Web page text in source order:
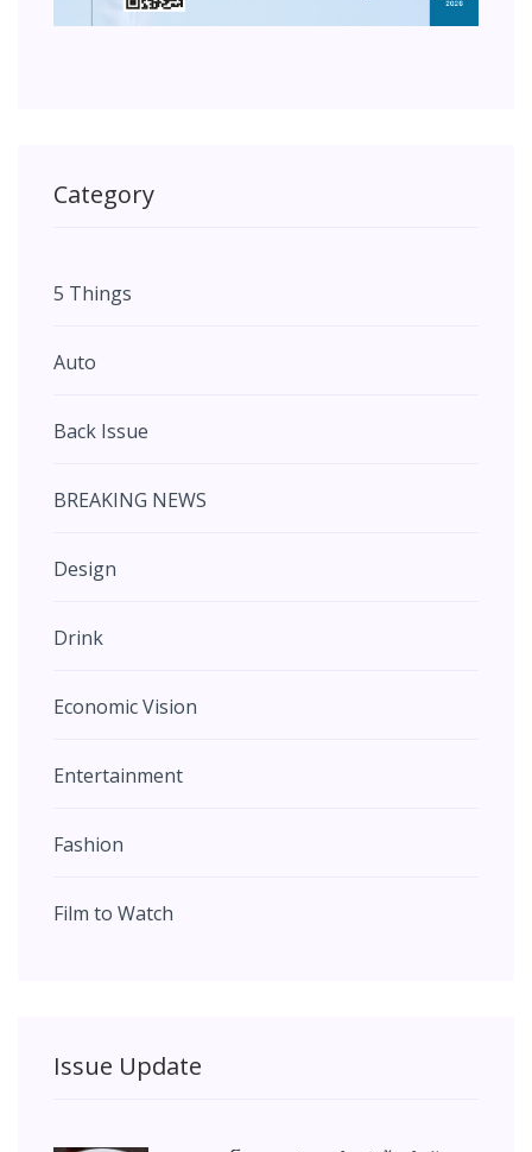
Category
5 Things
Auto
Back Issue
BREAKING NEWS
Design
Drink
Economic Vision
Entertainment
Fashion
Film to Watch
Issue Update